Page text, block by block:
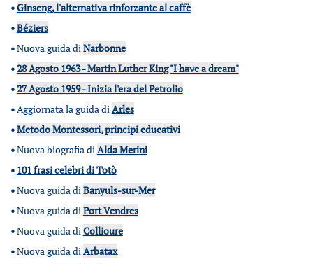
•Ginseng, l'alternativa rinforzante al caffè
•Béziers
•Nuova guida diNarbonne
•28 Agosto 1963 - Martin Luther King "I have a dream"
•27 Agosto 1959 - Inizia l'era del Petrolio
•Aggiornata la guida diArles
•Metodo Montessori, principi educativi
•Nuova biografia diAlda Merini
• 101 frasi celebri di Totò
•Nuova guida diBanyuls-sur-Mer
•Nuova guida diPort Vendres
•Nuova guida diCollioure
•Nuova guida diArbatax